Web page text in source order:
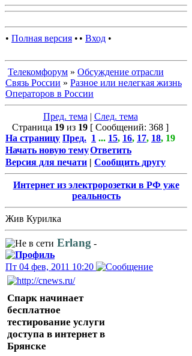
• Полная версия • • Вход •
Телекомфорум » Обсуждение отрасли
Связь России » Разное или нелегкая жизнь
Операторов в России
Пред. тема | След. тема
Страница 19 из 19 [ Сообщений: 368 ]
На страницу Пред. 1 ... 15, 16, 17, 18, 19
Начать новую темуОтветить
Версия для печати | Сообщить другу
Интернет из электророзетки в РФ уже
реальность
Жив Курилка
Erlang -
Пт 04 фев, 2011 10:20
Спарк начинает
бесплатное
тестирование услуги
доступа в интернет в
Брянске